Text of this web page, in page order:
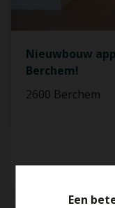
Een
Nieuwbouw
Berchem!
2600 Berchem